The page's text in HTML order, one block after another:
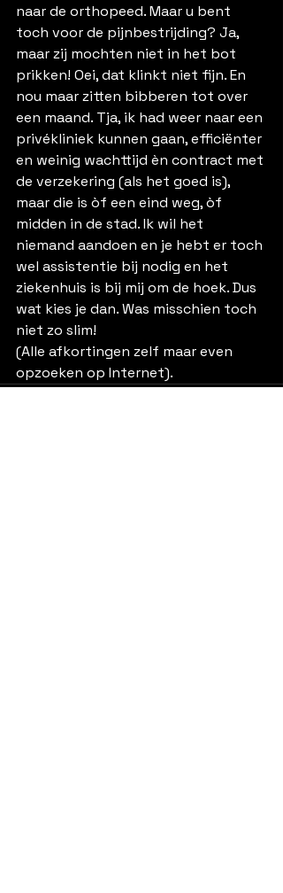
naar de orthopeed. Maar u bent
toch voor de pijnbestrijding? Ja,
maar zij mochten niet in het bot
prikken! Oei, dat klinkt niet fijn. En
nou maar zitten bibberen tot over
een maand. Tja, ik had weer naar een
privékliniek kunnen gaan, efficiënter
en weinig wachttijd èn contract met
de verzekering (als het goed is),
maar die is òf een eind weg, òf
midden in de stad. Ik wil het
niemand aandoen en je hebt er toch
wel assistentie bij nodig en het
ziekenhuis is bij mij om de hoek. Dus
wat kies je dan. Was misschien toch
niet zo slim!
(Alle afkortingen zelf maar even
opzoeken op Internet).